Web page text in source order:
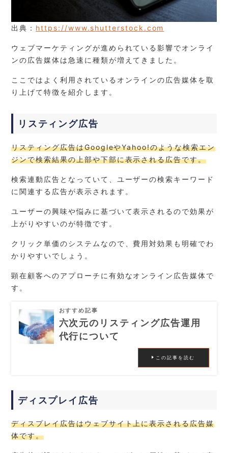
出典： https://www.shutterstock.com
ウェブマーケティングが進められている影響でオンライ
ンの広告媒体は急速に種類が増えてきました。
ここではよく利用されているオンラインの広告媒体を取
り上げて特徴を紹介します。
リスティング広告
リスティング広告はGoogleやYahoo!のような検索エン
ジンで検索結果の上部や下部に表示される広告です。
検索連動広告となっていて、ユーザーの検索キーワード
に関連する広告が表示されます。
ユーザーの興味や悩みに基づいて表示されるので効果が
上がりやすいのが特徴です。
クリック単価のシステムなので、費用対効果も明確でわ
かりやすいでしょう。
顕在顧客へのアプローチに有効なオンライン広告媒体で
す。
おすすめ記事
六次元のリスティング広告運用
代行について
この記事を読む
ディスプレイ広告
ディスプレイ広告はウェブサイト上に表示される広告媒
体です。